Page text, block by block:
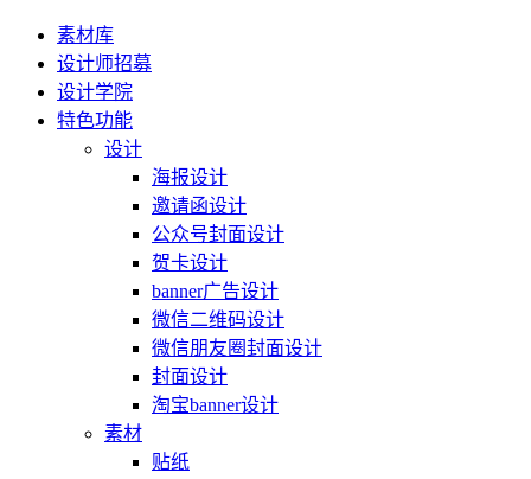
素材库
设计师招募
设计学院
特色功能
设计
海报设计
邀请函设计
公众号封面设计
贺卡设计
banner广告设计
微信二维码设计
微信朋友圈封面设计
封面设计
淘宝banner设计
素材
贴纸